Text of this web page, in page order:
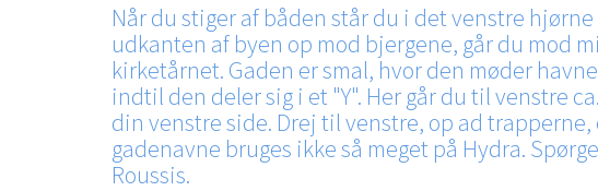
Når du stiger af båden står du i det venstre
udkanten af byen op mod bjergene, går du mod
kirketårnet. Gaden er smal, hvor den møder
indtil den deler sig i et "Y". Her går du til venstre
din venstre side. Drej til venstre, op ad
gadenavne bruges ikke så meget på Hydra.
Roussis.